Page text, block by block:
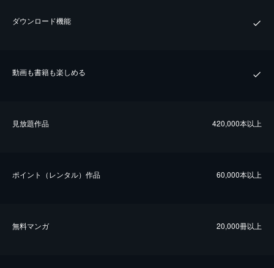
ダウンロード機能
動画も書籍も楽しめる
⾒放題作品 420,000本以上
ポイント（レンタル）作品 60,000本以上
無料マンガ 20,000冊以上